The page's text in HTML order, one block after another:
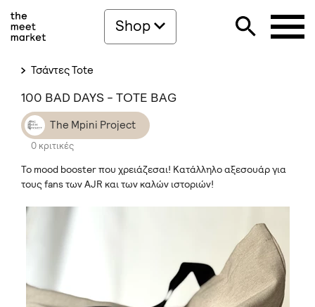
Shop
Τσάντες Tote
100 BAD DAYS - TOTE BAG
The Mpini Project
0 κριτικές
Το mood booster που χρειάζεσαι! Κατάλληλο αξεσουάρ για
τους fans των AJR και των καλών ιστοριών!